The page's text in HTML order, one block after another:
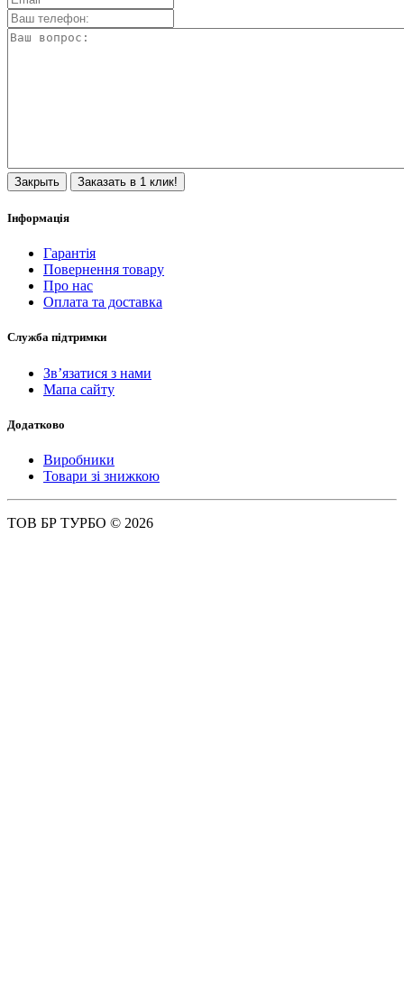
Закрыть Заказать в 1 клик!
Інформація
Гарантія
Повернення товару
Про нас
Оплата та доставка
Служба підтримки
Зв’язатися з нами
Мапа сайту
Додатково
Виробники
Товари зі знижкою
ТОВ БР ТУРБО © 2026